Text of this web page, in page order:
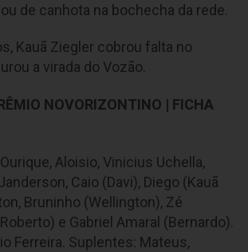
de canhota na bochecha da rede.
Kauã Ziegler cobrou falta no
a virada do Vozão.
NOVORIZONTINO | FICHA
Aloisio, Vinicius Uchella,
Caio (Davi), Diego (Kauã
Bruninho (Wellington), Zé
e Gabriel Amaral (Bernardo).
Ferreira. Suplentes: Mateus,